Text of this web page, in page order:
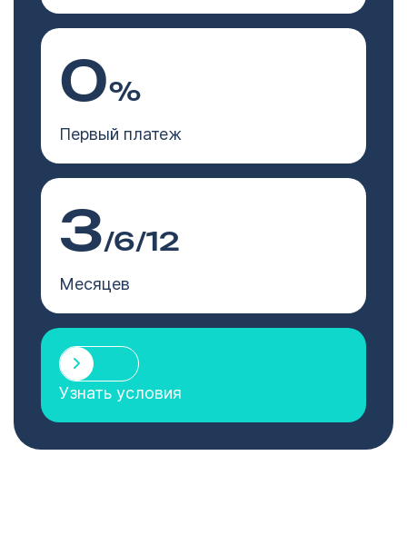
0%
Первый платеж
3/6/12
Месяцев
Узнать условия